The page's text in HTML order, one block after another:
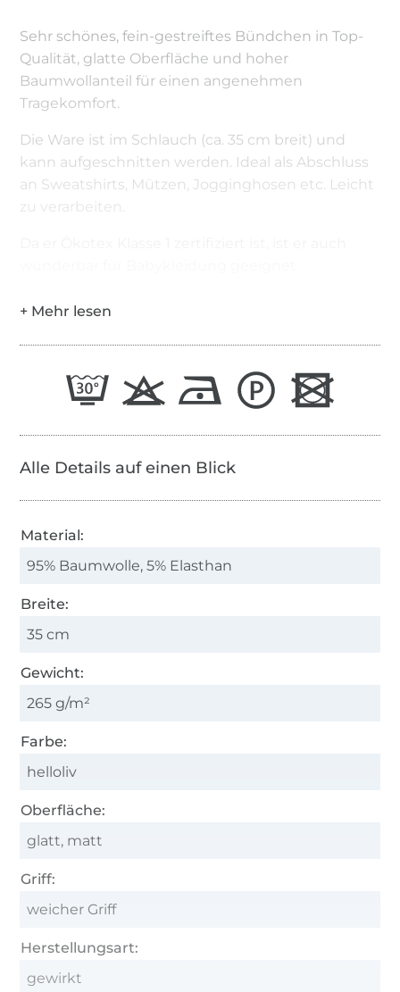
Sehr schönes, fein-gestreiftes Bündchen in Top-
Qualität, glatte Oberfläche und hoher
Baumwollanteil für einen angenehmen
Tragekomfort.
Die Ware ist im Schlauch (ca. 35 cm breit) und
kann aufgeschnitten werden. Ideal als Abschluss
an Sweatshirts, Mützen, Jogginghosen etc. Leicht
zu verarbeiten.
Alle Details auf einen Blick
Material:
95% Baumwolle, 5% Elasthan
Breite:
35 cm
Gewicht:
265 g/m²
Farbe:
helloliv
Oberfläche:
glatt, matt
Griff:
weicher Griff
Herstellungsart:
gewirkt